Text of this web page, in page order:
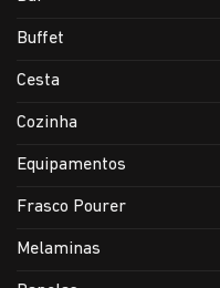
Buffet
Cesta
Cozinha
Equipamentos
Frasco Pourer
Melaminas